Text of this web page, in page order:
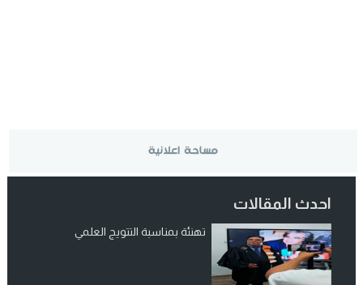
احدث المقالات
تهنئة بمناسبة التتويج العلمي